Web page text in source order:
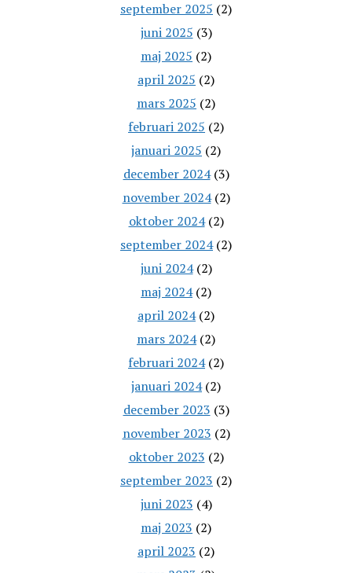
september 2025 (2)
juni 2025 (3)
maj 2025 (2)
april 2025 (2)
mars 2025 (2)
februari 2025 (2)
januari 2025 (2)
december 2024(3)
november 2024(2)
oktober 2024(2)
september 2024(2)
juni 2024(2)
maj 2024(2)
april 2024(2)
mars 2024(2)
februari 2024(2)
januari 2024(2)
december 2023 (3)
november 2023 (2)
oktober 2023 (2)
september 2023 (2)
juni 2023 (4)
maj 2023 (2)
april 2023 (2)